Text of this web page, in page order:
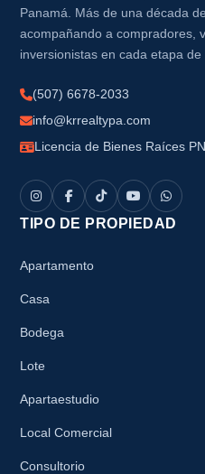
Panamá. Más de una década
acompañando a compradores,
inversionistas en cada etapa de
(507) 6678-2033
info@krrealtypa.com
Licencia de Bienes Raíces
TIPO DE PROPIEDAD
Apartamento
Casa
Bodega
Lote
Apartaestudio
Local Comercial
Consultorio